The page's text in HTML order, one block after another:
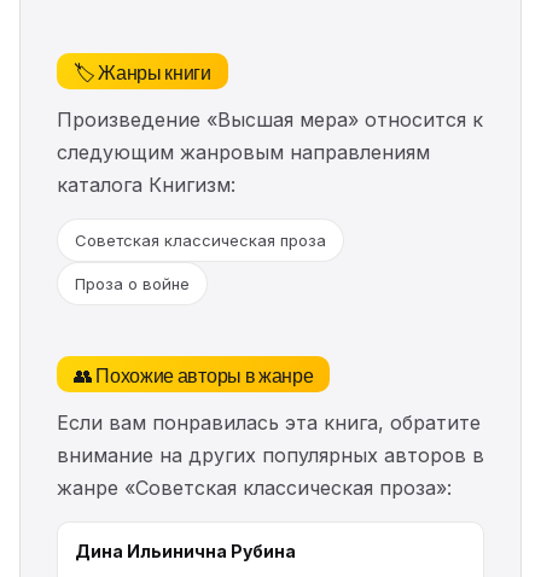
🏷️ Жанры книги
Произведение «Высшая мера» относится к
следующим жанровым направлениям
каталога Книгизм:
Советская классическая проза
Проза о войне
👥 Похожие авторы в жанре
Если вам понравилась эта книга, обратите
внимание на других популярных авторов в
жанре «Советская классическая проза»:
Дина Ильинична Рубина